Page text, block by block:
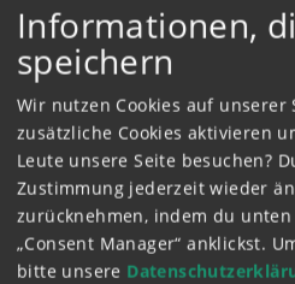
2025
Aufgrund der großen
Reitunterricht auf dem
es für die Pferde zu
kommen auf die Idee,
stattdessen einen
unternehmen.
zum Streit, und zwei
leichtsinnig in
Informationen,
speichern
Wir nutzen Cookies auf unserer
zusätzliche Cookies aktivieren
Leute unsere Seite besuchen?
Zustimmung jederzeit wieder
zurücknehmen, indem du unten
„Consent Manager“ anklickst.
bitte unsere